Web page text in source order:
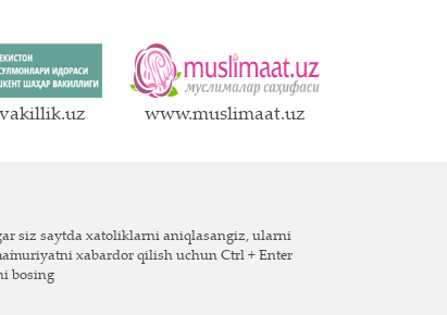
www.muslimaat.uz
siz saytda xatoliklarni aniqlasangiz, ularni
xabardor qilish uchun Ctrl + Enter
bosing